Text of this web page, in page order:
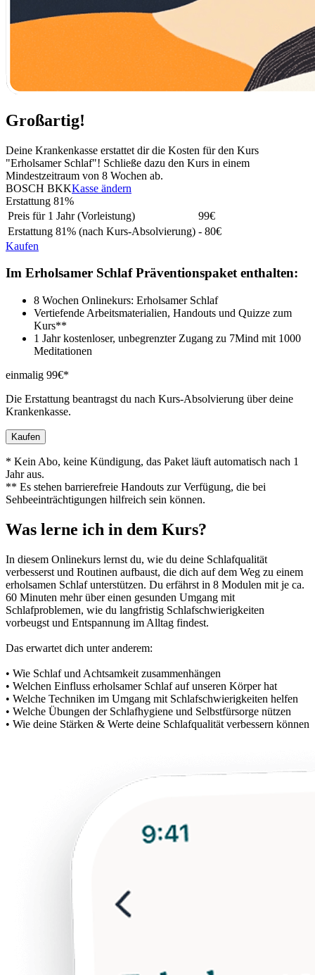
Großartig!
Deine Krankenkasse erstattet dir die Kosten für den Kurs
"Erholsamer Schlaf"! Schließe dazu den Kurs in einem
Mindestzeitraum von 8 Wochen ab.
BOSCH BKKKasse ändern
Erstattung 81%
Preis für 1 Jahr (Vorleistung)
99€
Erstattung 81% (nach Kurs-Absolvierung) - 80€
Kaufen
Im Erholsamer Schlaf Präventionspaket enthalten:
8 Wochen Onlinekurs: Erholsamer Schlaf
Vertiefende Arbeitsmaterialien, Handouts und Quizze zum
Kurs**
1 Jahr kostenloser, unbegrenzter Zugang zu 7Mind mit 1000
Meditationen
einmalig 99€*
Die Erstattung beantragst du nach Kurs-Absolvierung über deine
Krankenkasse.
Kaufen
* Kein Abo, keine Kündigung, das Paket läuft automatisch nach 1
Jahr aus.
** Es stehen barrierefreie Handouts zur Verfügung, die bei
Sehbeeinträchtigungen hilfreich sein können.
Was lerne ich in dem Kurs?
In diesem Onlinekurs lernst du, wie du deine Schlafqualität
verbesserst und Routinen aufbaust, die dich auf dem Weg zu einem
erholsamen Schlaf unterstützen. Du erfährst in 8 Modulen mit je ca.
60 Minuten mehr über einen gesunden Umgang mit
Schlafproblemen, wie du langfristig Schlafschwierigkeiten
vorbeugst und Entspannung im Alltag findest.
Das erwartet dich unter anderem:
• Wie Schlaf und Achtsamkeit zusammenhängen
• Welchen Einfluss erholsamer Schlaf auf unseren Körper hat
• Welche Techniken im Umgang mit Schlafschwierigkeiten helfen
• Welche Übungen der Schlafhygiene und Selbstfürsorge nützen
• Wie deine Stärken & Werte deine Schlafqualität verbessern können